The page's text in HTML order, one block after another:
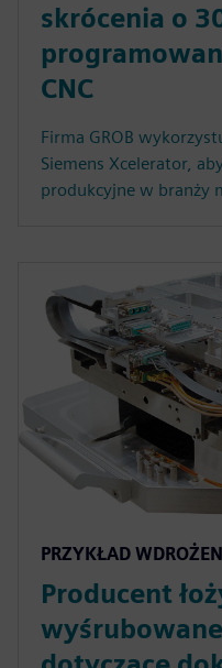
skrócenia o
CNC
Firma GROB
Siemens Xcelerator,
produkcyjne w branży
PRZYKŁAD
Producent